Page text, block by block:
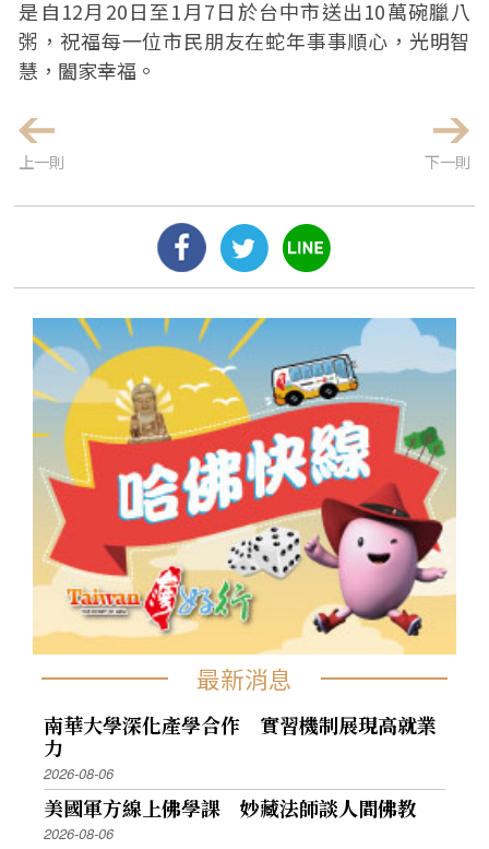
是自12月20日至1月7日於台中市送出10萬碗臘八
粥，祝福每一位市民朋友在蛇年事事順心，光明智
慧，闔家幸福。
上一則 下一則
最新消息
南華大學深化產學合作 實習機制展現高就業
力
2026-08-06
美國軍方線上佛學課 妙藏法師談人間佛教
2026-08-06